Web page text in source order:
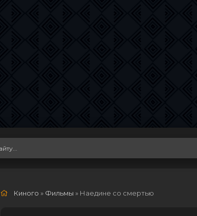
Киного » Фильмы » Наедине со смертью